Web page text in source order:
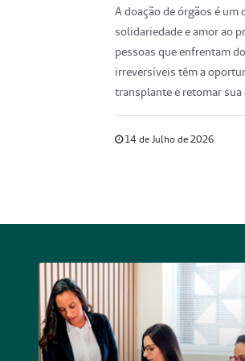
A doação de órgãos é um
solidariedade e amor ao
pessoas que enfrentam
irreversíveis têm a
transplante e retomar sua
14 de Julho de 2026